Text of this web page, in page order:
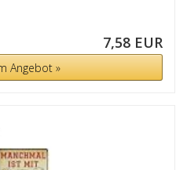
7,58 EUR
Angebot »